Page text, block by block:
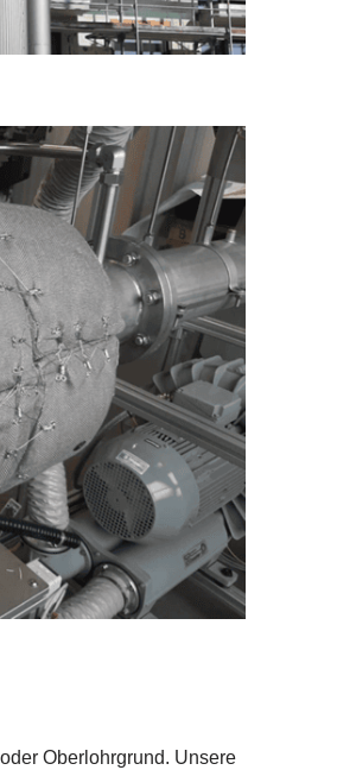
Oberlohrgrund. Unsere